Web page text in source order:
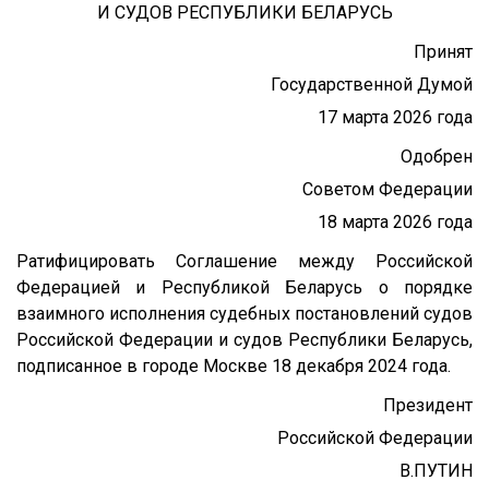
И СУДОВ РЕСПУБЛИКИ БЕЛАРУСЬ
Принят
Государственной Думой
17 марта 2026 года
Одобрен
Советом Федерации
18 марта 2026 года
Ратифицировать Соглашение между Российской
Федерацией и Республикой Беларусь о порядке
взаимного исполнения судебных постановлений судов
Российской Федерации и судов Республики Беларусь,
подписанное в городе Москве 18 декабря 2024 года.
Президент
Российской Федерации
В.ПУТИН